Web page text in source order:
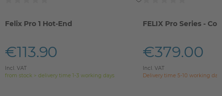
Felix Pro 1 Hot-End
€113.90
Incl. VAT
from stock > delivery time 1-3 working days
FELIX Pro Series -
€379.00
Incl. VAT
Delivery time 5-10 working